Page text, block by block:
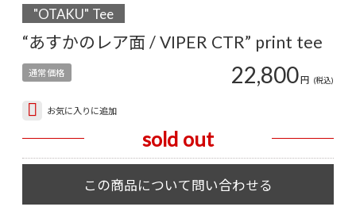
"OTAKU" Tee
“あすかのレア面 / VIPER CTR” print tee
通常価格 22,800 円 (税込)
お気に入りに追加
sold out